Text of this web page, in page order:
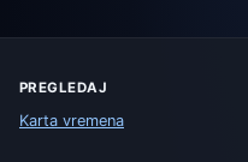
PREGLEDAJ
Karta vremena